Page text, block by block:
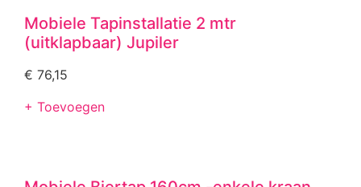
Mobiele Tapinstallatie 2 mtr
(uitklapbaar) Jupiler
€ 76,15
+ Toevoegen